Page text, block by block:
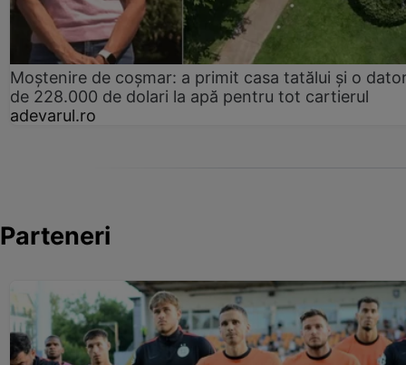
Moștenire de coșmar: a primit casa tatălui și o
de 228.000 de dolari la apă pentru tot cartierul
adevarul.ro
Parteneri